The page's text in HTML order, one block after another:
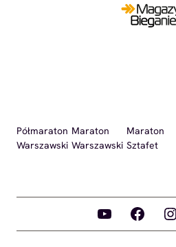
Półmaraton
Warszawski
Maraton
Warszawski
Maraton
Sztafet
YouTube Facebook Instagram